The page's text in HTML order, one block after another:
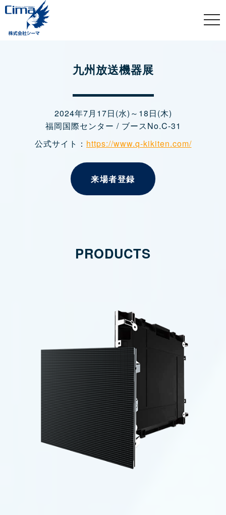
九州放送機器展
2024年7月17日(水)～18日(木)
福岡国際センター / ブースNo.C-31
公式サイト： https://www.q-kikiten.com/
来場者登録
PRODUCTS